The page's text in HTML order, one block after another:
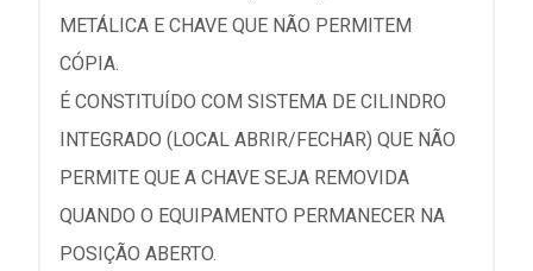
METÁLICA E CHAVE QUE NÃO PERMITEM
CÓPIA.
É CONSTITUÍDO COM SISTEMA DE CILINDRO
INTEGRADO (LOCAL ABRIR/FECHAR) QUE NÃO
PERMITE QUE A CHAVE SEJA REMOVIDA
QUANDO O EQUIPAMENTO PERMANECER NA
POSIÇÃO ABERTO.